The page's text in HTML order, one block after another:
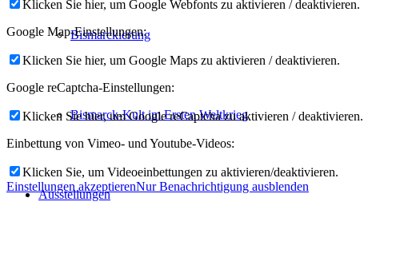
Bismarckierung
Bismarck-Kult im Ersten Weltkrieg
Ausstellungen
Klicken Sie hier, um Google Webfonts zu aktivieren / deaktivieren.
Google Map-Einstellungen:
Klicken Sie hier, um Google Maps zu aktivieren / deaktivieren.
Google reCaptcha-Einstellungen:
Klicken Sie hier, um Google reCaptcha zu aktivieren / deaktivieren.
Einbettung von Vimeo- und Youtube-Videos:
Klicken Sie, um Videoeinbettungen zu aktivieren/deaktivieren.
Einstellungen akzeptierenNur Benachrichtigung ausblenden